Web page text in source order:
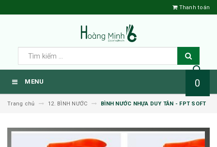
Thanh toán
MENU 0
Trang chủ 12. BÌNH NƯỚC BÌNH NƯỚC NHỰA DUY TÂN - FPT SOFT